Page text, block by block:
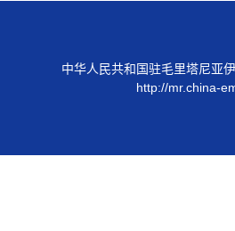
中华人民共和国驻毛里塔尼亚
http://mr.china-